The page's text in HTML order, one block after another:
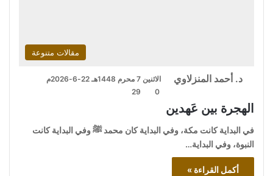
مقالات متنوعة
د. أحمد المنزلاوي
الاثنين 7 محرم 1448هـ 22-6-2026م
0
29
الهجرة بين عَهدين
في البداية كانت مكة، وفي البداية كان محمد ﷺ وفي البداية كانت
النبوة، وفي البداية…
أكمل القراءة »